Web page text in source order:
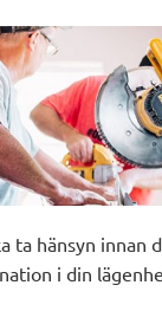
ta hänsyn innan
i din